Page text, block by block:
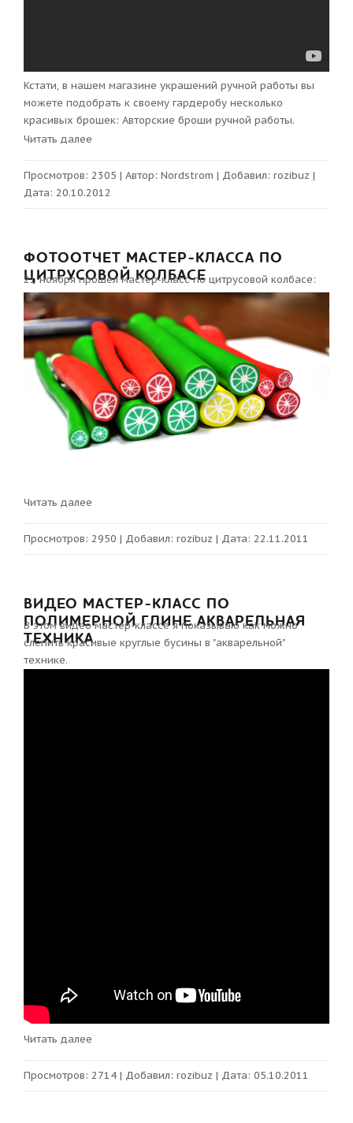
Кстати, в нашем магазине украшений ручной работы вы
можете подобрать к своему гардеробу несколько
красивых брошек: Авторские броши ручной работы.
Читать далее
Просмотров: 2305 | Автор: Nordstrom | Добавил: rozibuz |
Дата: 20.10.2012
ФОТООТЧЕТ МАСТЕР-КЛАССА ПО
ЦИТРУСОВОЙ КОЛБАСЕ
21 ноября прошел мастер-класс по цитрусовой колбасе:
Читать далее
Просмотров: 2950 | Добавил: rozibuz | Дата: 22.11.2011
ВИДЕО МАСТЕР-КЛАСС ПО
ПОЛИМЕРНОЙ ГЛИНЕ АКВАРЕЛЬНАЯ
ТЕХНИКА
В этом видео мастер-классе я показываю как можно
слепить красивые круглые бусины в "акварельной"
технике.
Читать далее
Просмотров: 2714 | Добавил: rozibuz | Дата: 05.10.2011